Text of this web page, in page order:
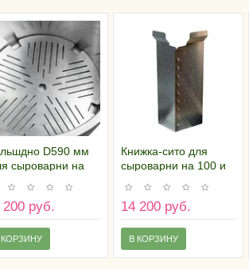
D590 мм
сыроварни на
200 руб.
КОРЗИНУ
Книжка-сито для
сыроварни на 100 и
мм)
14 200 руб.
В КОРЗИНУ